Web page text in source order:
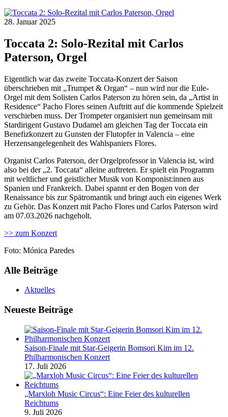
28. Januar 2025
Toccata 2: Solo-Rezital mit Carlos
Paterson, Orgel
Eigentlich war das zweite Toccata-Konzert der Saison
überschrieben mit „Trumpet & Organ“ – nun wird nur die Eule-
Orgel mit dem Solisten Carlos Paterson zu hören sein, da „Artist in
Residence“ Pacho Flores seinen Auftritt auf die kommende Spielzeit
verschieben muss. Der Trompeter organisiert nun gemeinsam mit
Stardirigent Gustavo Dudamel am gleichen Tag der Toccata ein
Benefizkonzert zu Gunsten der Flutopfer in Valencia – eine
Herzensangelegenheit des Wahlspaniers Flores.
Organist Carlos Paterson, der Orgelprofessor in Valencia ist, wird
also bei der „2. Toccata“ alleine auftreten. Er spielt ein Programm
mit weltlicher und geistlicher Musik von Komponist:innen aus
Spanien und Frankreich. Dabei spannt er den Bogen von der
Renaissance bis zur Spätromantik und bringt auch ein eigenes Werk
zu Gehör. Das Konzert mit Pacho Flores und Carlos Paterson wird
am 07.03.2026 nachgeholt.
>> zum Konzert
Foto: Mónica Paredes
Alle Beiträge
Aktuelles
Neueste Beiträge
Saison-Finale mit Star-Geigerin Bomsori Kim im 12.
Philharmonischen Konzert
17. Juli 2026
„Marxloh Music Circus“: Eine Feier des kulturellen
Reichtums
9. Juli 2026